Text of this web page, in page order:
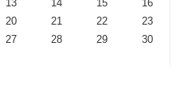
13 14 15
16
20 21 22
23
27 28 29
30